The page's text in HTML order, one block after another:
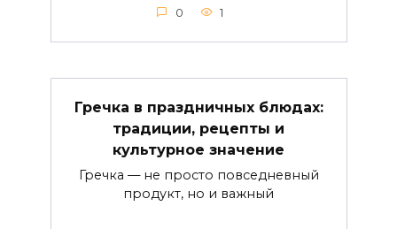
0 1
Гречка в праздничных блюдах:
традиции, рецепты и
культурное значение
Гречка — не просто повседневный
продукт, но и важный